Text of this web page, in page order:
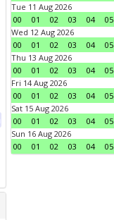
Tue 11 Aug 2026
00
01 02 03 04 05
Wed 12 Aug 2026
00
01 02 03 04 05
Thu 13 Aug 2026
00
01 02 03 04 05
Fri 14 Aug 2026
00
01 02 03 04 05
Sat 15 Aug 2026
00
01 02 03 04 05
Sun 16 Aug 2026
00
01 02 03 04 05